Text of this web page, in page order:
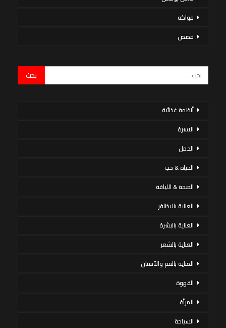
فواكه
قصص
أنظمة غذائية
الاسرة
الحمل
الحياة & حب
الصحة & اللياقة
العناية بالاظافر
العناية بالبشرة
العناية بالشعر
العناية بالفم والأسنان
القهوة
المرأة
السياحة